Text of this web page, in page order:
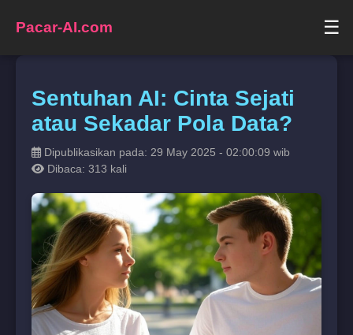
Pacar-AI.com ☰
Sentuhan AI: Cinta Sejati
atau Sekadar Pola Data?
Dipublikasikan pada: 29 May 2025 - 02:00:09 wib
Dibaca: 313 kali